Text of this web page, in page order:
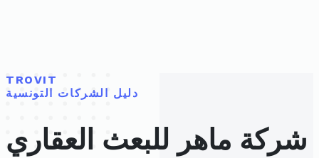
TROVIT
دليل الشركات التونسية
شركة ماهر للبعث العقاري